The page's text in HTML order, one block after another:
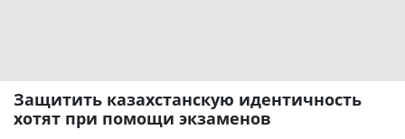
Защитить казахстанскую идентичность
хотят при помощи экзаменов